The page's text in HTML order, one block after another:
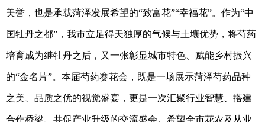
美誉，也是承载菏泽发展希望的“致富花”“幸福花”。作为“中
国牡丹之都” ，我市立足得天独厚的气候与土壤优势，将芍药
培育成为继牡丹之后，又一张彰显城市特色、赋能乡村振兴
的“金名片”。本届芍药赛花会，既是一场展示菏泽芍药品种
之美、品质之优的视觉盛宴，更是一次汇聚行业智慧、搭建
合作桥梁、共促产业升级的交流盛会。希望全市花农及从业